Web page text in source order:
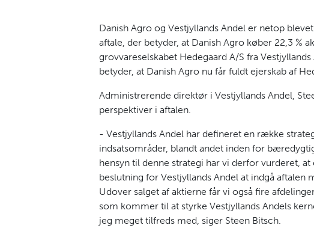
Danish Agro og Vestjyllands Andel er netop
aftale, der betyder, at Danish Agro køber 22,3 %
grovvareselskabet Hedegaard A/S fra Vestjyllands
betyder, at Danish Agro nu får fuldt ejerskab af
Administrerende direktør i Vestjyllands Andel,
perspektiver i aftalen.
- Vestjyllands Andel har defineret en række
indsatsområder, blandt andet inden for
hensyn til denne strategi har vi derfor vurderet, at
beslutning for Vestjyllands Andel at indgå aftalen
Udover salget af aktierne får vi også fire
som kommer til at styrke Vestjyllands Andels
jeg meget tilfreds med, siger Steen Bitsch.